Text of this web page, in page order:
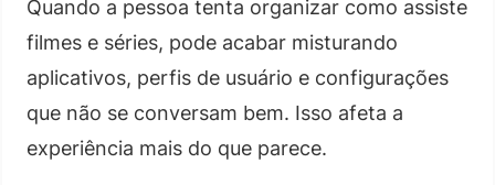
Quando a pessoa tenta organizar como assiste
filmes e séries, pode acabar misturando
aplicativos, perfis de usuário e configurações
que não se conversam bem. Isso afeta a
experiência mais do que parece.